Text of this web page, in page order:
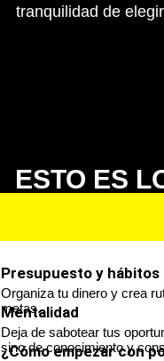
tranquilidad de
ESTO ES
Presupuesto y hábitos
Organiza tu dinero y crea
metas.
Mentalidad
Deja de sabotear tus
sino de conocimiento y
¿Cómo empezar con